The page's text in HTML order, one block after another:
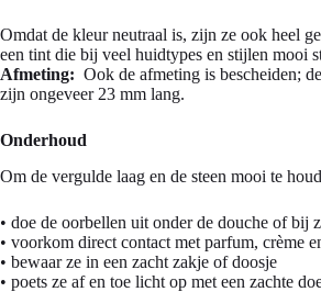
Omdat de kleur neutraal is, zijn ze ook heel
een tint die bij veel huidtypes en stijlen mooi
Afmeting: Ook de afmeting is bescheiden;
zijn ongeveer 23 mm lang.
Onderhoud
Om de vergulde laag en de steen mooi te
• doe de oorbellen uit onder de douche of bij
• voorkom direct contact met parfum, crème
• bewaar ze in een zacht zakje of doosje
• poets ze af en toe licht op met een zachte